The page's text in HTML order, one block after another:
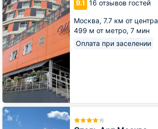
9.1 16 отзывов гостей
Москва, 7.7 км от центра
499 м от метро, 7 мин
Оплата при заселении
Отель
Арт